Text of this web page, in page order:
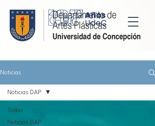
Noticias
Todas
Noticias DAP
Noticias DAP